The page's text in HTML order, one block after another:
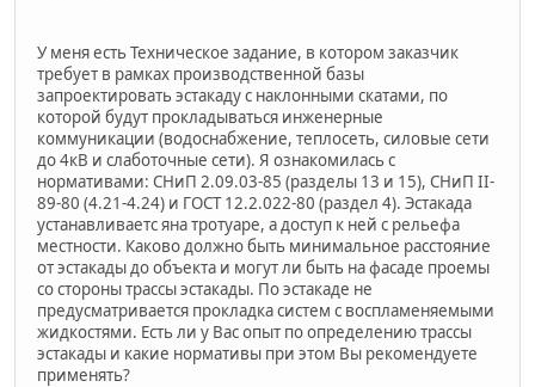
У меня есть Техническое задание, в котором заказчик
требует в рамках производственной базы
запроектировать эстакаду с наклонными скатами, по
которой будут прокладываться инженерные
коммуникации (водоснабжение, теплосеть, силовые сети
до 4кВ и слаботочные сети). Я ознакомилась с
нормативами: СНиП 2.09.03-85 (разделы 13 и 15), СНиП II-
89-80 (4.21-4.24) и ГОСТ 12.2.022-80 (раздел 4). Эстакада
устанавливаетс яна тротуаре, а доступ к ней с рельефа
местности. Каково должно быть минимальное расстояние
от эстакады до объекта и могут ли быть на фасаде проемы
со стороны трассы эстакады. По эстакаде не
предусматривается прокладка систем с воспламеняемыми
жидкостями. Есть ли у Вас опыт по определению трассы
эстакады и какие нормативы при этом Вы рекомендуете
применять?